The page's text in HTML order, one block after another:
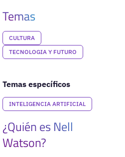
Temas
CULTURA
TECNOLOGIA Y FUTURO
Temas específicos
INTELIGENCIA ARTIFICIAL
¿Quién es Nell
Watson?